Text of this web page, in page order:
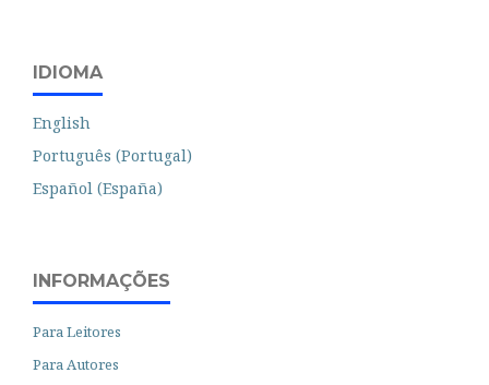
IDIOMA
English
Português (Portugal)
Español (España)
INFORMAÇÕES
Para Leitores
Para Autores